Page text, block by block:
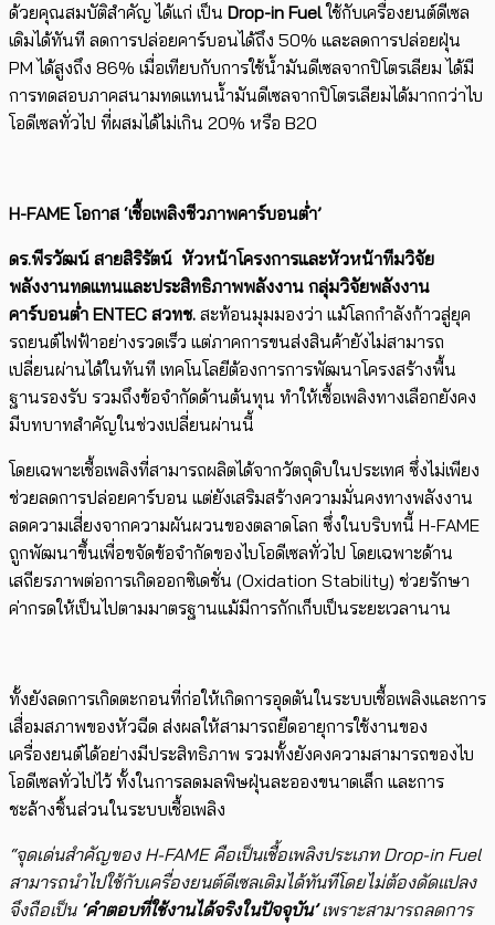
ด้วยคุณสมบัติสำคัญ ได้แก่ เป็น Drop-in Fuelใช้กับเครื่องยนต์ดีเซล
เดิมได้ทันที ลดการปล่อยคาร์บอนได้ถึง 50% และลดการปล่อยฝุ่น
PM ได้สูงถึง 86% เมื่อเทียบกับการใช้น้ำมันดีเซลจากปิโตรเลียม ได้มี
การทดสอบภาคสนามทดแทนน้ำมันดีเซลจากปิโตรเลียมได้มากกว่าไบ
โอดีเซลทั่วไป ที่ผสมได้ไม่เกิน 20% หรือ B20
H-FAME โอกาส ‘เชื้อเพลิงชีวภาพคาร์บอนต่ำ’
ดร.พีรวัฒน์ สายสิริรัตน์ หัวหน้าโครงการและหัวหน้าทีมวิจัย
พลังงานทดแทนและประสิทธิภาพพลังงาน กลุ่มวิจัยพลังงาน
คาร์บอนต่ำ ENTEC สวทช. สะท้อนมุมมองว่า แม้โลกกำลังก้าวสู่ยุค
รถยนต์ไฟฟ้าอย่างรวดเร็ว แต่ภาคการขนส่งสินค้ายังไม่สามารถ
เปลี่ยนผ่านได้ในทันที เทคโนโลยีต้องการการพัฒนาโครงสร้างพื้น
ฐานรองรับ รวมถึงข้อจำกัดด้านต้นทุน ทำให้เชื้อเพลิงทางเลือกยังคง
มีบทบาทสำคัญในช่วงเปลี่ยนผ่านนี้
โดยเฉพาะเชื้อเพลิงที่สามารถผลิตได้จากวัตถุดิบในประเทศ ซึ่งไม่เพียง
ช่วยลดการปล่อยคาร์บอน แต่ยังเสริมสร้างความมั่นคงทางพลังงาน
ลดความเสี่ยงจากความผันผวนของตลาดโลก ซึ่งในบริบทนี้ H-FAME
ถูกพัฒนาขึ้นเพื่อขจัดข้อจำกัดของไบโอดีเซลทั่วไป โดยเฉพาะด้าน
เสถียรภาพต่อการเกิดออกซิเดชั่น (Oxidation Stability) ช่วยรักษา
ค่ากรดให้เป็นไปตามมาตรฐานแม้มีการกักเก็บเป็นระยะเวลานาน
ทั้งยังลดการเกิดตะกอนที่ก่อให้เกิดการอุดตันในระบบเชื้อเพลิงและการ
เสื่อมสภาพของหัวฉีด ส่งผลให้สามารถยืดอายุการใช้งานของ
เครื่องยนต์ได้อย่างมีประสิทธิภาพ รวมทั้งยังคงความสามารถของไบ
โอดีเซลทั่วไปไว้ ทั้งในการลดมลพิษฝุ่นละอองขนาดเล็ก และการ
ชะล้างชิ้นส่วนในระบบเชื้อเพลิง
“จุดเด่นสำคัญของ H-FAME คือเป็นเชื้อเพลิงประเภท Drop-in Fuel
สามารถนำไปใช้กับเครื่องยนต์ดีเซลเดิมได้ทันทีโดยไม่ต้องดัดแปลง
จึงถือเป็น ‘คำตอบที่ใช้งานได้จริงในปัจจุบัน’เพราะสามารถลดการ